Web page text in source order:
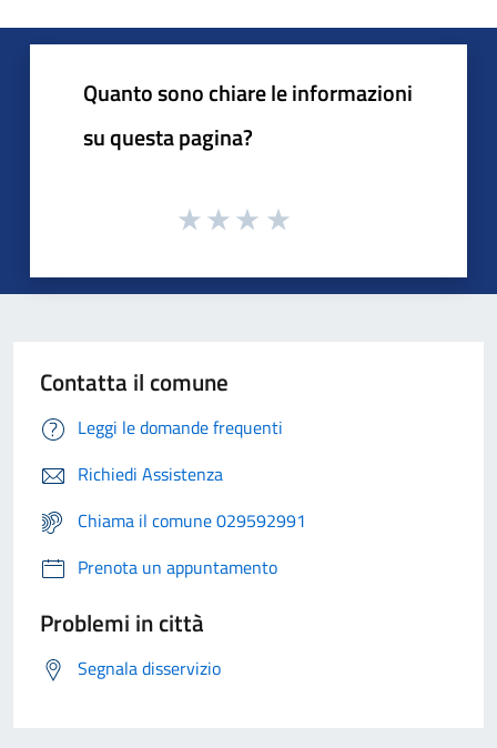
Quanto sono chiare le informazioni
su questa pagina?
Contatta il comune
Leggi le domande frequenti
Richiedi Assistenza
Chiama il comune 029592991
Prenota un appuntamento
Problemi in città
Segnala disservizio